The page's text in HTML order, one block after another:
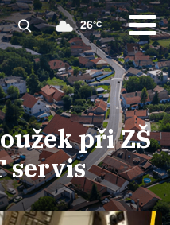
26°C
při ZŠ
servis